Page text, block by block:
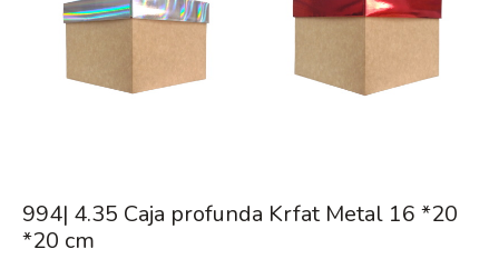
994| 4.35 Caja profunda Krfat Metal 16 *20
*20 cm